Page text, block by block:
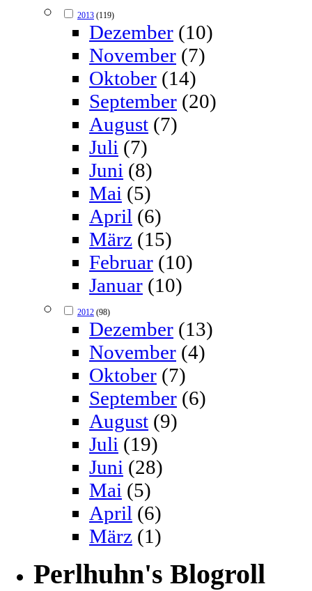
2013 (119)
Dezember (10)
November (7)
Oktober (14)
September (20)
August (7)
Juli (7)
Juni (8)
Mai (5)
April (6)
März (15)
Februar (10)
Januar (10)
2012 (98)
Dezember (13)
November (4)
Oktober (7)
September (6)
August (9)
Juli (19)
Juni (28)
Mai (5)
April (6)
März (1)
Perlhuhn's Blogroll